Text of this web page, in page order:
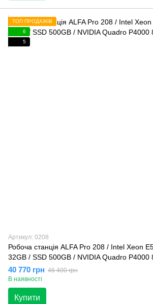
ТОП ПРОДАЖІВ
6
5
Артикул: 0208
Робоча станція ALFA Pro 208 / Intel Xeon
32GB / SSD 500GB / NVIDIA Quadro P4000
40 770 грн 46 400 грн
В наявності
Купити